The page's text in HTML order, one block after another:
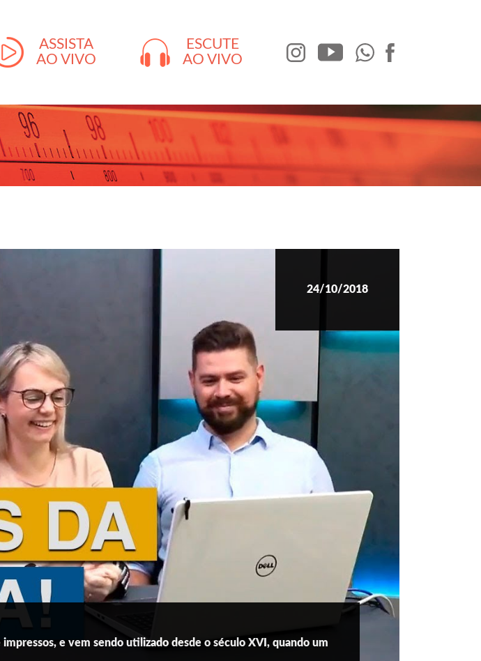
ASSISTA
AO VIVO
ESCUTE
AO VIVO
24/10/2018
e vem sendo utilizado desde o século XVI, quando um